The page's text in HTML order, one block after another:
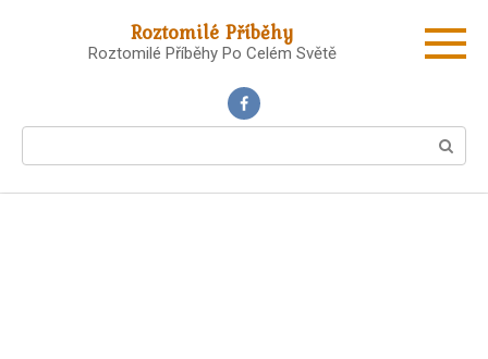
Roztomilé Příběhy
Roztomilé Příběhy Po Celém Světě